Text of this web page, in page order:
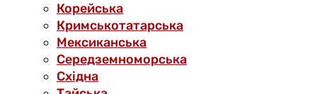
Корейська
Кримськотатарська
Мексиканська
Середземноморська
Східна